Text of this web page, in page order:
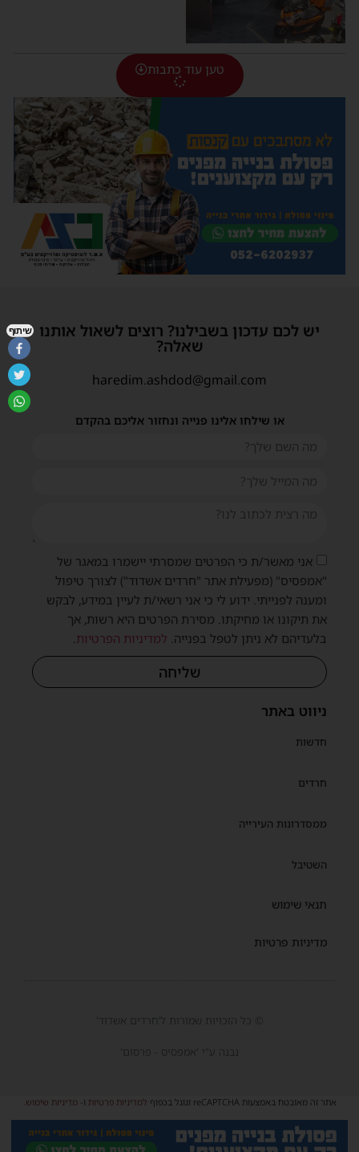
טען עוד כתבות
ניווט באתר
חדשות
חרדים
ממסדרונות העירייה
השטיבל
תנאי שימוש
מדיניות פרטיות
יש לכם עדכון בשבילנו? רוצים לשאול אותנו
שאלה?
haredim.ashdod@gmail.com
או שילחו אלינו פנייה ונחזור אליכם בהקדם
אני מאשר/ת כי הפרטים שמסרתי יישמרו במאגר של
"אמפסיס" (מפעילת אתר "חרדים אשדוד") לצורך טיפול
ומענה לפנייתי. ידוע לי כי אני רשאי/ת לעיין במידע, לבקש
את תיקונו או מחיקתו. מסירת הפרטים היא רשות, אך
בלעדיהם לא ניתן לטפל בפנייה. למדיניות הפרטיות
שליחה
© כל הזכויות שמורות ל'חרדים אשדוד'
נבנה ע"י 'אמפסיס - פרסום'
אתר זה מאובטח באמצעות reCAPTCHA וגוגל בכפוף למדיניות פרטיות ו-מדיניות שימוש
שיתוף